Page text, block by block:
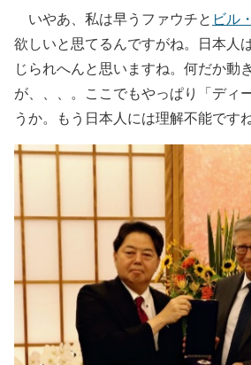
いやあ、私は早うファウチと ビル
欲しいと思てるんですがね。日本人
じられへんと思いますね。何だか動
が、、、。ここでもやっぱり「ディ
うか。もう日本人には理解不能ですね